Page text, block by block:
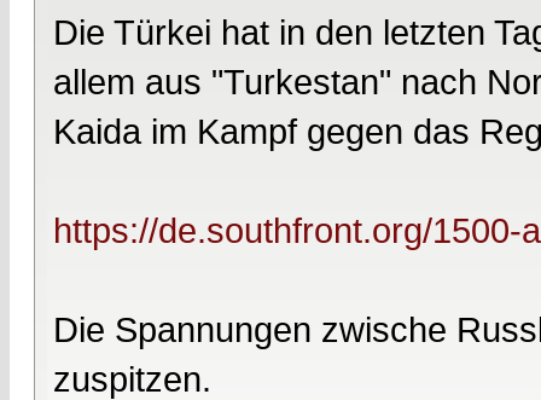
Die Türkei hat in den letzten
allem aus "Turkestan" nach
Kaida im Kampf gegen das
https://de.southfront.org/1500-
Die Spannungen zwische
zuspitzen.